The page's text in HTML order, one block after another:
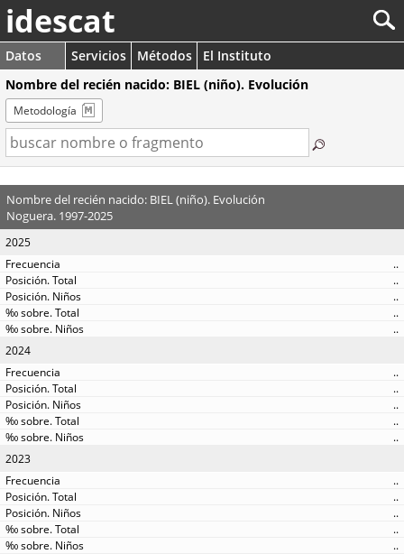
idescat
Datos Servicios Métodos
El Instituto
Nombre del recién nacido: BIEL (niño). Evolución
Metodología
Nombre del recién nacido: BIEL (niño). Evolución
Noguera. 1997-2025
2025
..
..
..
..
..
2024
..
..
..
..
..
2023
..
..
..
..
..